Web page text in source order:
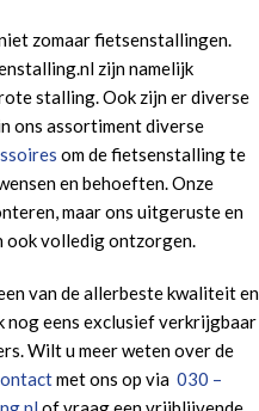
zomaar fietsenstallingen.
zijn namelijk
stalling. Ook zijn er diverse
ons assortiment diverse
om de fietsenstalling te
en behoeften. Onze
maar ons uitgeruste en
ook volledig ontzorgen.
van de allerbeste kwaliteit en
nog eens exclusief verkrijgbaar
Wilt u meer weten over de
met ons op via 030 –